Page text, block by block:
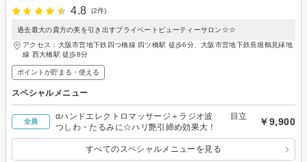
4.8 (2件)
過去最大の貴方の美を引き出すプライベートビューティーサロン☆☆
アクセス：大阪市営地下鉄四つ橋線 四ツ橋駅 徒歩6分、大阪市営地下鉄長堀鶴見緑地
線 西大橋駅 徒歩8分
ポイントが貯まる・使える
スペシャルメニュー
全員
αハンドエレクトロマッサージ＋ラジオ波 目立
つしわ・たるみに☆ハリ艶引締め効果大！
￥9,900
すべてのスペシャルメニューを見る